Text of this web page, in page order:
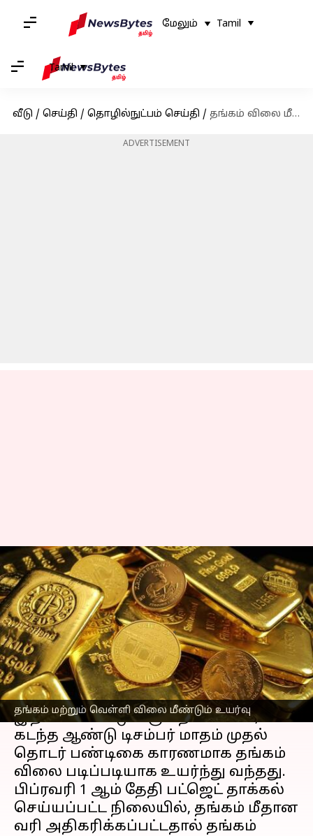
மேலும் Tamil
Tamil
வீடு / செய்தி / தொழில்நுட்பம் செய்தி / தங்கம் விலை மீண்டும் உயர்வு! இன்றைய விலை விபரம்;
ADVERTISEMENT
தங்கம் மற்றும் வெள்ளி விலை மீண்டும் உயர்வு
தங்கம் விலை மீண்டும்
உயர்வு! இன்றைய விலை
விபரம்;
எழுதியவர் Siranjeevi Feb 08, 2023 11:57 am
செய்தி முன்னோட்டம்
தங்கம் விலைஅன்றாடம் ஏற்றம்
இறக்கம் கண்டு வரும் நிலையில்,
கடந்த ஆண்டு டிசம்பர் மாதம் முதல்
தொடர் பண்டிகை காரணமாக தங்கம்
விலை படிப்படியாக உயர்ந்து வந்தது.
பிப்ரவரி 1 ஆம் தேதி பட்ஜெட் தாக்கல்
செய்யப்பட்ட நிலையில், தங்கம் மீதான
வரி அதிகரிக்கப்பட்டதால் தங்கம்